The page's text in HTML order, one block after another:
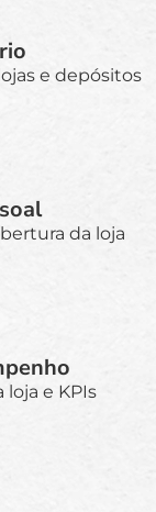
e depósitos
da loja
e KPIs